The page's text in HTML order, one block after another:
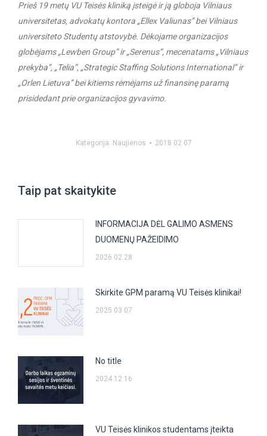
Prieš 19 metų VU Teisės kliniką įsteigė ir ją globoja Vilniaus
universitetas, advokatų kontora „Ellex Valiunas” bei Vilniaus
universiteto Studentų atstovybė. Dėkojame organizacijos
globėjams „Lewben Group” ir „Serenus”, mecenatams „Vilniaus
prekyba”, „Telia”, „Strategic Staffing Solutions International” ir
„Orlen Lietuva” bei kitiems rėmėjams už finansinę paramą
prisidedant prie organizacijos gyvavimo.
Kategorija: Naujienos 2018 02 07
Taip pat skaitykite
INFORMACIJA DĖL GALIMO ASMENS
DUOMENŲ PAŽEIDIMO
2026 02 28
Skirkite GPM paramą VU Teisės klinikai!
2025 03 07
No title
2024 12 16
VU Teisės klinikos studentams įteikta